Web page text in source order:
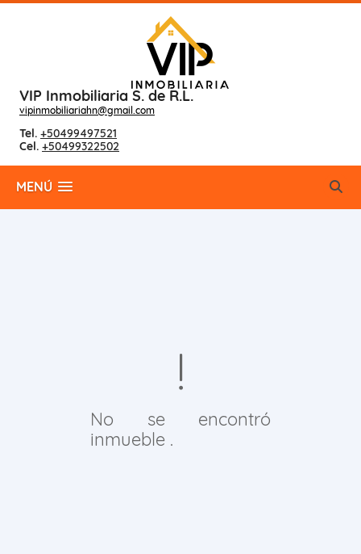
VIP Inmobiliaria S. de R.L.
vipinmobiliariahn@gmail.com
Tel. +50499497521
Cel. +50499322502
MENÚ
No se encontró
inmueble .